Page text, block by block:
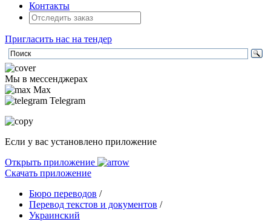
Контакты
Пригласить нас на тендер
Мы в мессенджерах
Max
Telegram
Если у вас установлено приложение
Открыть приложение
Скачать приложение
Бюро переводов /
Перевод текстов и документов /
Украинский